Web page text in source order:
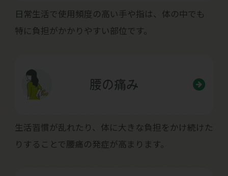
日常生活で使用頻度の高い手や指は、体の中でも
特に負担がかかりやすい部位です。
腰の痛み
生活習慣が乱れたり、体に大きな負担をかけ続けた
りすることで腰痛の発症が高まります。